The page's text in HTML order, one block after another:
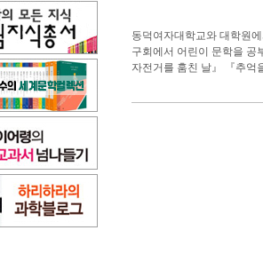
동덕여자대학교와 대학원
구회에서 어린이 문학을 공
자전거를 훔친 날』 『추억